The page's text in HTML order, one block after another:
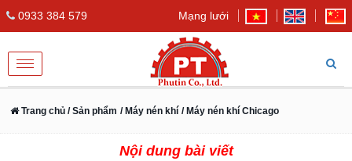
0933 384 579 Mạng lưới
Toggle
navigation
Trang chủ / Sản phẩm / Máy nén khí / Máy nén khí Chicago
Nội dung bài viết